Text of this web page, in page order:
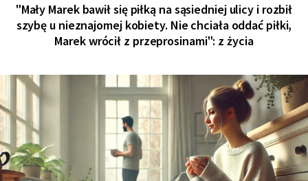
"Mały Marek bawił się piłką na sąsiedniej ulicy i rozbił
szybę u nieznajomej kobiety. Nie chciała oddać piłki,
Marek wrócił z przeprosinami": z życia